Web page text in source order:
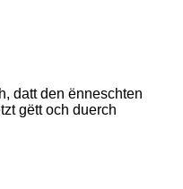
datt den ënneschten
gëtt och duerch